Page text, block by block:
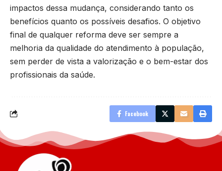
impactos dessa mudança, considerando tanto os
benefícios quanto os possíveis desafios. O objetivo
final de qualquer reforma deve ser sempre a
melhoria da qualidade do atendimento à população,
sem perder de vista a valorização e o bem-estar dos
profissionais da saúde.
Facebook